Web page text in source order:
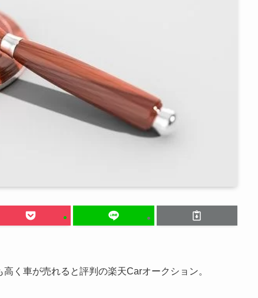
く車が売れると評判の楽天Carオークション。